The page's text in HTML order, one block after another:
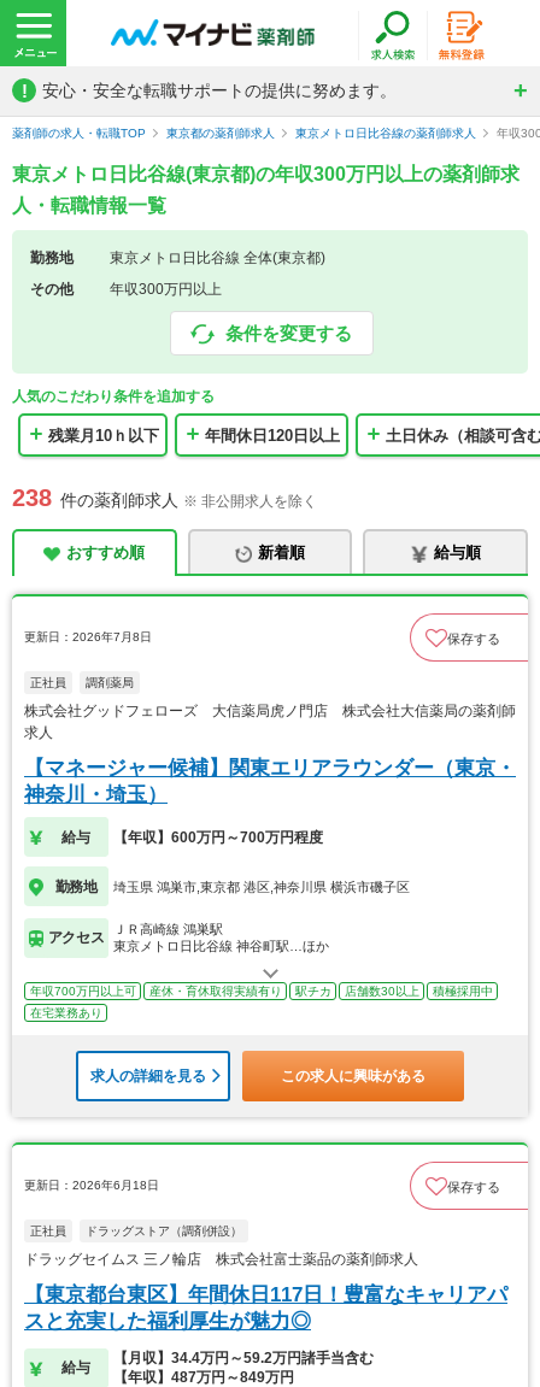
! 安心・安全な転職サポートの提供に努めます。
薬剤師の求人・転職TOP 東京都の薬剤師求人 東京メトロ日比谷線の薬剤師求人 年収
東京メトロ日比谷線(東京都)の年収300万円以上の薬剤師求
人・転職情報一覧
勤務地
東京メトロ日比谷線 全体(東京都)
その他
年収300万円以上
条件を変更する
人気のこだわり条件を追加する
残業月10ｈ以下 年間休日120日以上 土日休み（相談可含
238 件の薬剤師求人 ※ 非公開求人を除く
おすすめ順 新着順 給与順
更新日：2026年7月8日 保存する
正社員 調剤薬局
株式会社グッドフェローズ 大信薬局虎ノ門店 株式会社大信薬局の薬剤師
求人
【マネージャー候補】関東エリアラウンダー（東京・
神奈川・埼玉）
給与 【年収】600万円～700万円程度
勤務地 埼玉県 鴻巣市,東京都 港区,神奈川県 横浜市磯子区
アクセス
ＪＲ高崎線 鴻巣駅
東京メトロ日比谷線 神谷町駅…ほか
年収700万円以上可 産休・育休取得実績有り 駅チカ 店舗数30以上
積極採用中
在宅業務あり
求人の詳細を見る この求人に興味がある
更新日：2026年6月18日 保存する
正社員 ドラッグストア（調剤併設）
ドラッグセイムス 三ノ輪店 株式会社富士薬品の薬剤師求人
【東京都台東区】年間休日117日！豊富なキャリアパ
スと充実した福利厚生が魅力◎
給与
【月収】34.4万円～59.2万円諸手当含む
【年収】487万円～849万円